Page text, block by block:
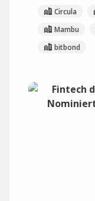
Circula
Mambu
bitbond